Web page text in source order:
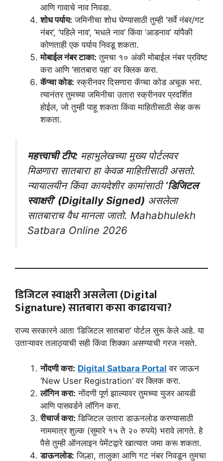
आणि गावाचे नाव निवडा.
शोध पर्याय: जमिनीचा शोध घेण्यासाठी तुम्ही ‘सर्वे नंबर/गट
नंबर’, ‘पहिले नाव’, ‘मधले नाव’ किंवा ‘आडनाव’ यांपैकी
कोणताही एक पर्याय निवडू शकता.
मोबाईल नंबर टाका: तुमचा १० अंकी मोबाईल नंबर प्रविष्ट
करा आणि ‘सातबारा पहा’ वर क्लिक करा.
कॅप्चा कोड: स्क्रीनवर दिसणारा कॅप्चा कोड अचूक भरा.
त्यानंतर तुमच्या जमिनीचा उतारा स्क्रीनवर प्रदर्शित
होईल, जो तुम्ही पाहू शकता किंवा माहितीसाठी सेव्ह करू
शकता.
महत्त्वाची टीप: महाभुलेखच्या मुख्य पोर्टलवर
मिळणारा सातबारा हा केवळ माहितीसाठी असतो.
न्यायालयीन किंवा कायदेशीर कामांसाठी ‘डिजिटल
स्वाक्षरी’ (Digitally Signed) असलेला
सातबाराच वैध मानला जातो. Mahabhulekh
Satbara Online 2026
डिजिटल स्वाक्षरी असलेला (Digital
Signature) सातबारा कसा काढायचा?
राज्य सरकारने आता ‘डिजिटल सातबारा’ पोर्टल सुरू केले आहे. या
उताऱ्यावर तलाठ्याची सही किंवा शिक्का असण्याची गरज नसते.
नोंदणी करा: Digital Satbara Portal वर जाऊन
‘New User Registration’ वर क्लिक करा.
लॉगिन करा: नोंदणी पूर्ण झाल्यावर तुमच्या युजर आयडी
आणि पासवर्डने लॉगिन करा.
रीचार्ज करा: डिजिटल उतारा डाऊनलोड करण्यासाठी
नाममात्र शुल्क (सुमारे १५ ते २० रुपये) भरावे लागते. हे
पैसे तुम्ही ऑनलाइन पेमेंटद्वारे खात्यात जमा करू शकता.
डाऊनलोड: जिल्हा, तालुका आणि गट नंबर निवडून तुमचा